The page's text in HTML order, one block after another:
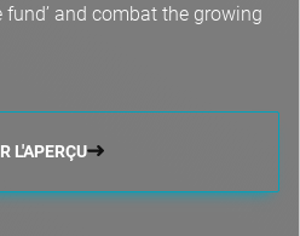
and combat the growing
L'APERÇU